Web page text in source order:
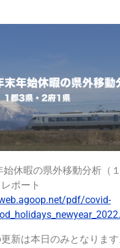
始休暇の県外移動分析（
ポート
pdf/covid-
新は本日のみとなります